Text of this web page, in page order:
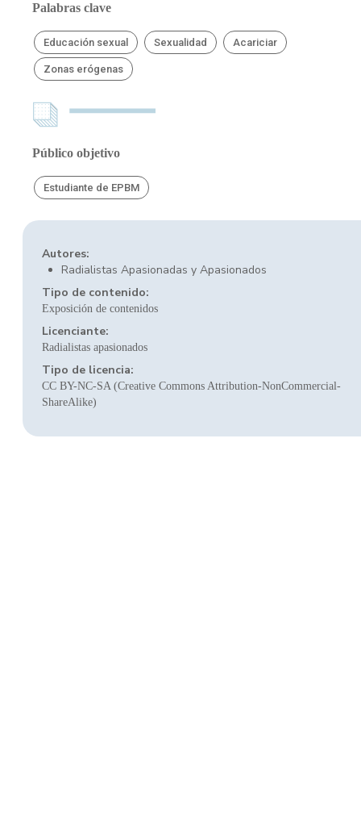
Palabras clave
Educación sexual Sexualidad Acariciar
Zonas erógenas
Público objetivo
Estudiante de EPBM
Autores:
Radialistas Apasionadas y Apasionados
Tipo de contenido:
Exposición de contenidos
Licenciante:
Radialistas apasionados
Tipo de licencia:
CC BY-NC-SA (Creative Commons Attribution-NonCommercial-
ShareAlike)